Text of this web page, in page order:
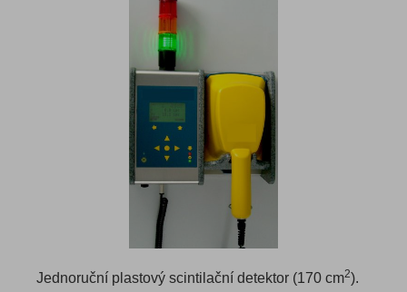
Jednoruční plastový scintilační detektor (170 cm2).